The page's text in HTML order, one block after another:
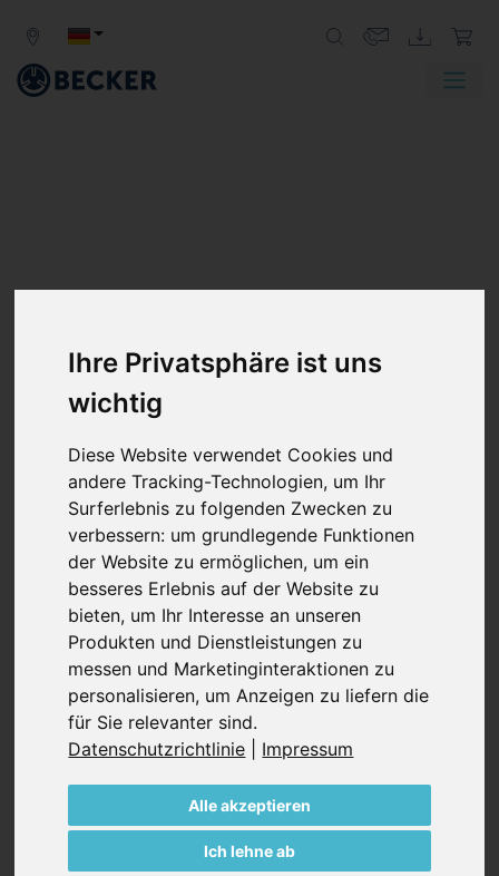
Ihre Privatsphäre ist uns
wichtig
Diese Website verwendet Cookies und
andere Tracking-Technologien, um Ihr
Surferlebnis zu folgenden Zwecken zu
verbessern: um grundlegende Funktionen
der Website zu ermöglichen, um ein
besseres Erlebnis auf der Website zu
bieten, um Ihr Interesse an unseren
Produkten und Dienstleistungen zu
messen und Marketinginteraktionen zu
personalisieren, um Anzeigen zu liefern die
für Sie relevanter sind.
Datenschutzrichtlinie
Impressum
Alle akzeptieren
Ich lehne ab
SEITENKANAL-VAKUUMPUMPEN,
ZWEISTUFIG
Becker Seitenkanalgebläse der SV Baureihe erzeugen
Vakuum oder Druck für eine Vielzahl von industriellen
Anwendungen. Diese Vakuumpumpen und Verdichter
bieten nicht nur eine hohe Leistung, sie sind außerdem
auch kompakt in ihren Ausmaßen und leise im Betrieb.
100% öl- und berührungsfrei im Betrieb, sind diese
Gebläse der SV Baureihe wartungsarm und
hocheffizient.
Jede Pumpe der SV Serie ist standardmäßig
ausgestattet mit:
Integrierte Einlass- und Auslassschalldämpfer
Standfuß mit Schwingungsdämpfern für
horizontalen Einbau
Interner vakuumdichter Ansaugfilter (einige
Internes Vakuumsicherheitsventil (einige Modelle)